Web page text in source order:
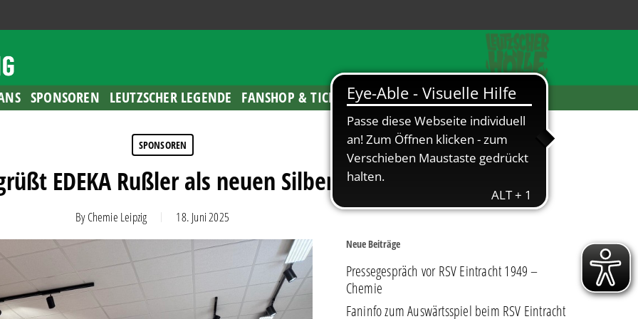
SPONSOREN LEUTZSCHER LEGENDE FANSHOP & TICKETS
SPONSOREN
EDEKA Rußler als neuen Silber-Sponsor!
By Chemie Leipzig 18. Juni 2025
Neue Beiträge
Pressegespräch vor RSV Eintracht 1949 –
Chemie
Faninfo zum Auswärtsspiel beim RSV Eintracht